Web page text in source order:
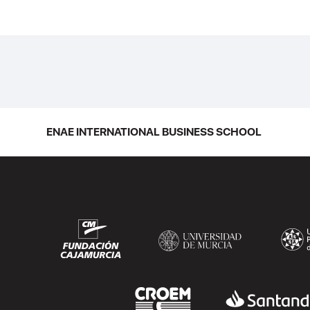
ENAE INTERNATIONAL BUSINESS SCHOOL